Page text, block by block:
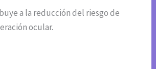
a la reducción del riesgo de
ocular.